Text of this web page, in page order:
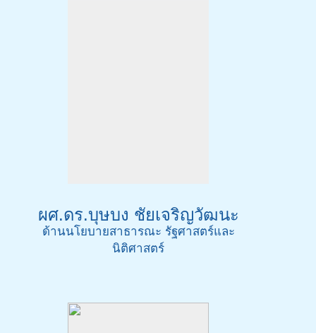
ผศ.ดร.บุษบง ชัยเจริญวัฒนะ
ด้านนโยบายสาธารณะ รัฐศาสตร์และ
นิติศาสตร์